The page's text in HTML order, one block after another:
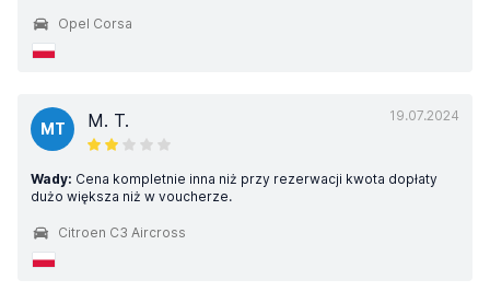
Opel Corsa
19.07.2024
MT M. T.
Wady: Cena kompletnie inna niż przy rezerwacji kwota dopłaty
dużo większa niż w voucherze.
Citroen C3 Aircross